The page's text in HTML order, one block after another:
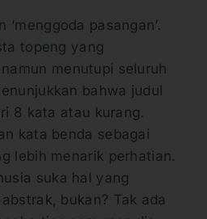
pasangan’.
topeng yang
menutupi seluruh
bahwa judul
8 kata atau kurang.
kata benda sebagai
lebih menarik perhatian.
suka hal yang
bukan? Tak ada